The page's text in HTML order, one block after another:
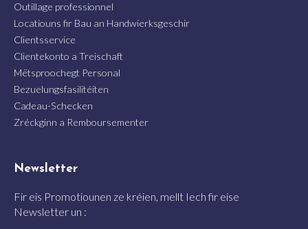
Outillage professionnel
Locatiouns fir Bau an Handwierksgeschir
Clientsservice
Clientekonto a Treischaft
Mëtsproochegt Personal
Bezuelungsfasilitéiten
Cadeau-Schecken
Zréckginn a Remboursementer
Newsletter
Fir eis Promotiounen ze kréien, mellt Iech fir eise
Newsletter un :